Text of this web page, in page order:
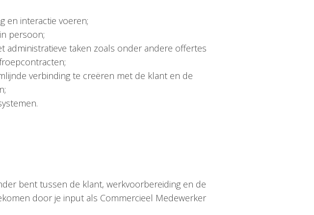
en interactie voeren;
persoon;
taken zoals onder andere offertes
verbinding te creëren met de klant en de
bent tussen de klant, werkvoorbereiding en de
door je input als Commercieel Medewerker